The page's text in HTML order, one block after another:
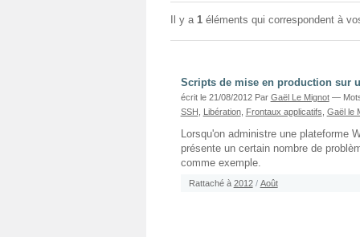
Il y a 1 éléments qui correspondent à
Scripts de mise en production sur
écrit le 21/08/2012 Par Gaël Le Mignot —
SSH
Libération, Frontaux applicatifs Gaël le
Lorsqu'on administre une plateforme
présente un certain nombre de
comme exemple.
Rattaché à 2012 / Août